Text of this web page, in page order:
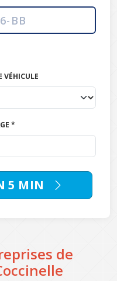
VÉHICULE
*
5 MIN
de